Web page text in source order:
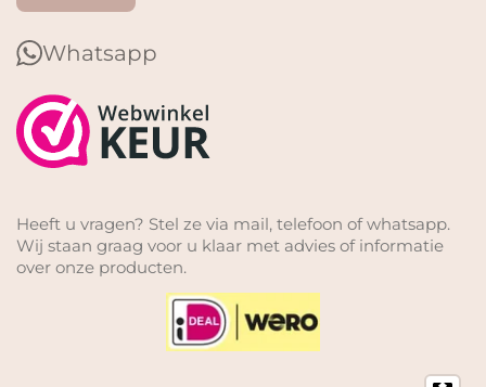
Whatsapp
Heeft u vragen? Stel ze via mail, telefoon of whatsapp.
Wij staan graag voor u klaar met advies of informatie
over onze producten.